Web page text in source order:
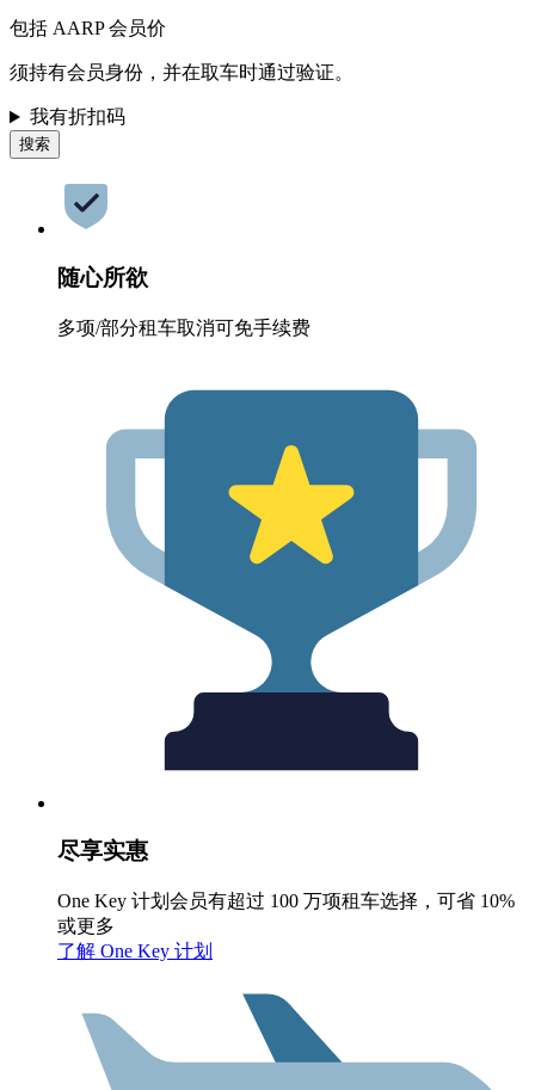
包括 AARP 会员价
须持有会员身份，并在取车时通过验证。
我有折扣码
搜索
随心所欲
多项/部分租车取消可免手续费
尽享实惠
One Key 计划会员有超过 100 万项租车选择，可省 10%
或更多
了解 One Key 计划